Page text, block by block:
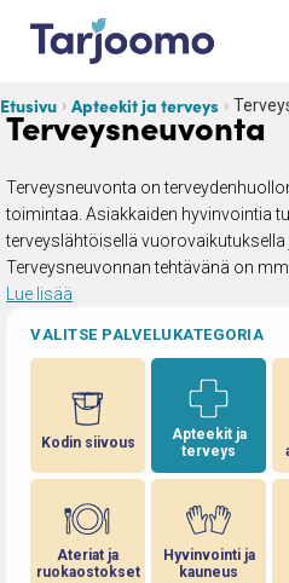
Siirry sisältöön
Etusivu Apteekit ja terveys
Terveysneuvonta
Terveysneuvonta on
toimintaa. Asiakkaiden hyvinvointia
terveyslähtöisellä vuorovaikutuksella
Terveysneuvonnan tehtävänä on
Lue lisää
VALITSE PALVELUKATEGORIA
Kodin siivous
Ateriat ja
ruokaostokset
Apteekit ja
terveys
Hyvinvointi ja
kauneus